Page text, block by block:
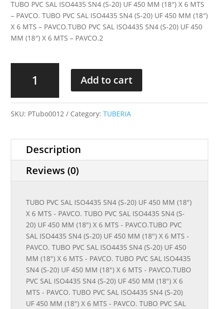
TUBO PVC SAL ISO4435 SN4 (S-20) UF 450 MM (18″) X 6 MTS
– PAVCO. TUBO PVC SAL ISO4435 SN4 (S-20) UF 450 MM (18″)
X 6 MTS – PAVCO.TUBO PVC SAL ISO4435 SN4 (S-20) UF 450
MM (18″) X 6 MTS – PAVCO.2
Tubo
quantity
Add to cart
SKU: PTubo0012 Category:TUBERIA
Description
Reviews (0)
TUBO PVC SAL ISO4435 SN4 (S-20) UF 450 MM (18")
X 6 MTS - PAVCO. TUBO PVC SAL ISO4435 SN4 (S-
20) UF 450 MM (18") X 6 MTS - PAVCO.TUBO PVC
SAL ISO4435 SN4 (S-20) UF 450 MM (18") X 6 MTS -
PAVCO. TUBO PVC SAL ISO4435 SN4 (S-20) UF 450
MM (18") X 6 MTS - PAVCO. TUBO PVC SAL ISO4435
SN4 (S-20) UF 450 MM (18") X 6 MTS - PAVCO.TUBO
PVC SAL ISO4435 SN4 (S-20) UF 450 MM (18") X 6
MTS - PAVCO. TUBO PVC SAL ISO4435 SN4 (S-20)
UF 450 MM (18") X 6 MTS - PAVCO. TUBO PVC SAL